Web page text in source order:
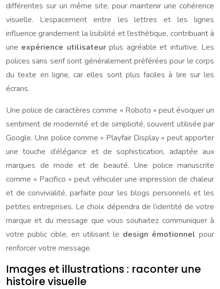
différentes sur un même site, pour maintenir une cohérence
visuelle. L’espacement entre les lettres et les lignes
influence grandement la lisibilité et l’esthétique, contribuant à
une expérience utilisateurplus agréable et intuitive. Les
polices sans serif sont généralement préférées pour le corps
du texte en ligne, car elles sont plus faciles à lire sur les
écrans.
Une police de caractères comme « Roboto » peut évoquer un
sentiment de modernité et de simplicité, souvent utilisée par
Google. Une police comme « Playfair Display » peut apporter
une touche d’élégance et de sophistication, adaptée aux
marques de mode et de beauté. Une police manuscrite
comme « Pacifico » peut véhiculer une impression de chaleur
et de convivialité, parfaite pour les blogs personnels et les
petites entreprises. Le choix dépendra de l’identité de votre
marque et du message que vous souhaitez communiquer à
votre public cible, en utilisant le design émotionnel pour
renforcer votre message.
Images et illustrations : raconter une
histoire visuelle